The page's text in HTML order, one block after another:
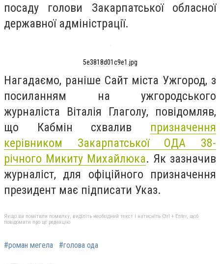
посаду голови Закарпатської обласної
державної адміністрації.
5e3818d01c9e1.jpg
Нагадаємо, раніше Сайт міста Ужгород, з
посиланням на ужгородського
журналіста Віталія Глаголу, повідомляв,
що Кабмін схвалив призначення
керівником Закарпатської ОДА 38-
річного Микиту Михайлюка. Як зазначив
журналіст, для офіційного призначення
президент має підписати Указ.
Якщо ви помітили помилку, виділіть необхідний текст і натисніть Ctrl + Enter, щоб
повідомити про це редакцію
#роман мегела #голова ода